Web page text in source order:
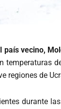
país vecino,
temperaturas
regiones de
durante